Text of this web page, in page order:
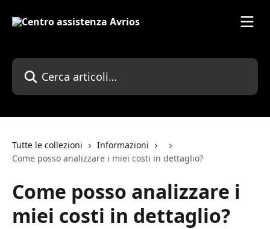
Cerca articoli…
Tutte le collezioni
Informazioni
Come posso analizzare i miei costi in dettaglio?
Come posso analizzare i
miei costi in dettaglio?